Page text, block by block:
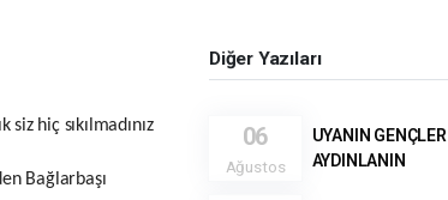
hiç sıkılmadınız
Bağlarbaşı
Diğer Yazıları
06
Ağustos
UYANIN
AYDINLANIN